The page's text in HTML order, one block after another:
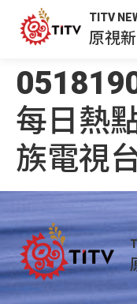
TITV
原視
每日熱
族電視